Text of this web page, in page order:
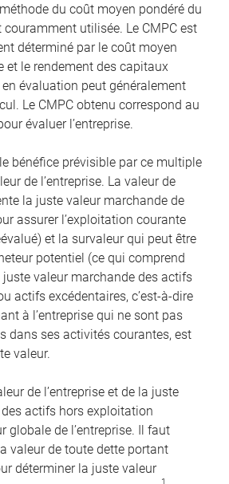
du coût moyen pondéré du
utilisée. Le CMPC est
déterminé par le coût moyen
et le rendement des capitaux
évaluation peut généralement
Le CMPC obtenu correspond au
évaluer l’entreprise.
bénéfice prévisible par ce multiple
de l’entreprise. La valeur de
la juste valeur marchande de
assurer l’exploitation courante
et la survaleur qui peut être
potentiel (ce qui comprend
juste valeur marchande des actifs
actifs excédentaires, c’est-à-dire
à l’entreprise qui ne sont pas
dans ses activités courantes, est
valeur.
de l’entreprise et de la juste
actifs hors exploitation
globale de l’entreprise. Il faut
valeur de toute dette portant
déterminer la juste valeur